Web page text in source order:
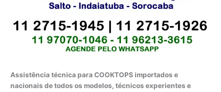
Assistência técnica para COOKTOPS importados e
nacionais de todos os modelos, técnicos experientes e